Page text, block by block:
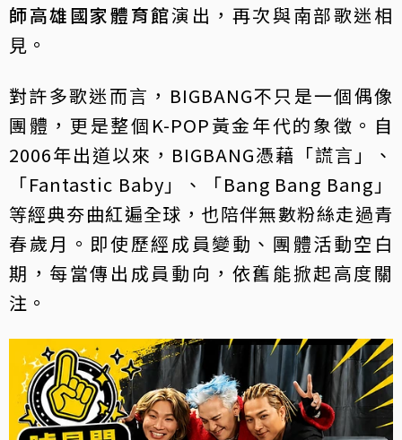
師高雄國家體育館演出，再次與南部歌迷相
見。
對許多歌迷而言，BIGBANG不只是一個偶像
團體，更是整個K-POP黃金年代的象徵。自
2006年出道以來，BIGBANG憑藉「謊言」、
「Fantastic Baby」、「Bang Bang Bang」
等經典夯曲紅遍全球，也陪伴無數粉絲走過青
春歲月。即使歷經成員變動、團體活動空白
期，每當傳出成員動向，依舊能掀起高度關
注。